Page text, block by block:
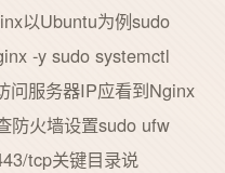
以Ubuntu为例sudo
-y sudo systemctl
问服务器IP应看到Nginx
防火墙设置sudo ufw
tcp关键目录说